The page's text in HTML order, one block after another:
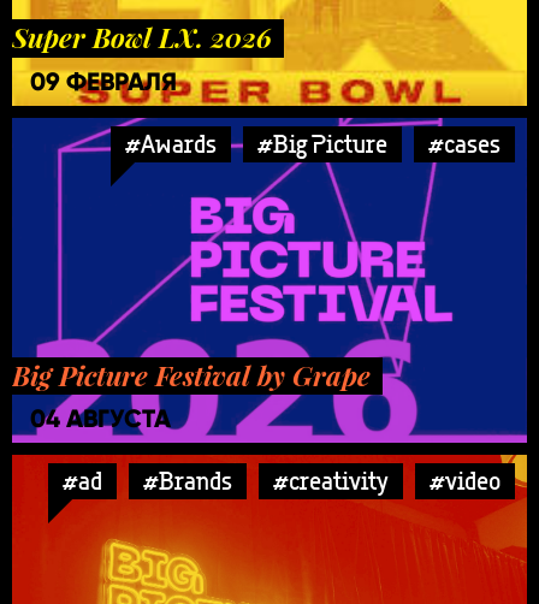
Super Bowl LX. 2026
09 ФЕВРАЛЯ
#Awards #Big Picture #cases
Big Picture Festival by Grape
04 АВГУСТА
#ad #Brands #creativity #video